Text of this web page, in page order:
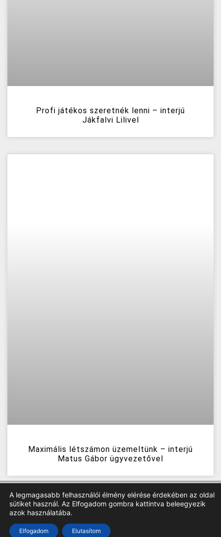
Profi játékos szeretnék lenni – interjú
Jákfalvi Lilivel
Maximális létszámon üzemeltünk – interjú
Matus Gábor ügyvezetővel
A legmagasabb felhasználói élmény elérése érdekében az oldal
sütiket használ. Az Elfogadom gombra kattintva beleegyezik
azok használatába.
Elfogadom Elutasítom